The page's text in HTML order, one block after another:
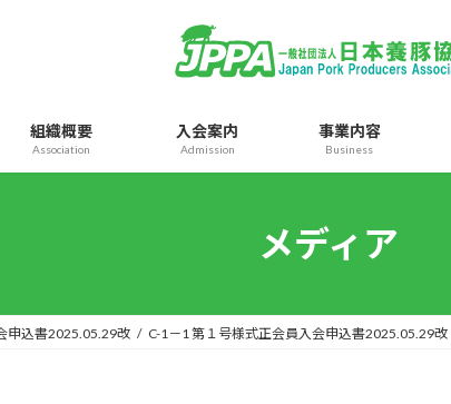
組織概要
Association
入会案内
Admission
事業内容
Business
メディア
申込書2025.05.29改 C-1－1 第１号様式正会員入会申込書2025.05.29改